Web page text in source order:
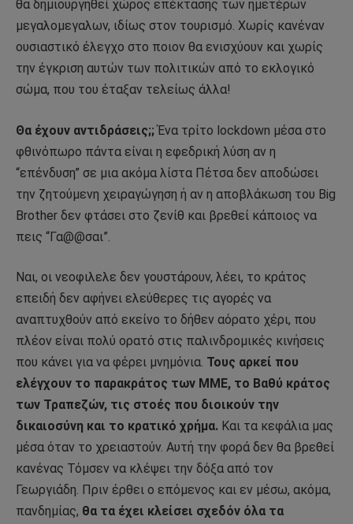
θα δημιουργηθεί χώρος επέκτασης των ημετέρων
μεγαλομεγαλων, ιδίως στον τουρισμό. Χωρίς κανέναν
ουσιαστικό έλεγχο στο ποιον θα ενισχύουν και χωρίς
την έγκριση αυτών των πολιτικών από το εκλογικό
σώμα, που του έταξαν τελείως άλλα!
Θα έχουν αντιδράσεις;;Ένα τρίτο lockdown μέσα στο
φθινόπωρο πάντα είναι η εφεδρική λύση αν η
“επένδυση” σε μια ακόμα λίστα Πέτσα δεν αποδώσει
την ζητούμενη χειραγώγηση ή αν η αποβλάκωση του Big
Brother δεν φτάσει στο ζενίθ και βρεθεί κάποιος να
πεις “Γα@@σαι”.
Ναι, οι νεοφιλελε δεν γουστάρουν, λέει, το κράτος
επειδή δεν αφήνει ελεύθερες τις αγορές να
αναπτυχθούν από εκείνο το δήθεν αόρατο χέρι, που
πλέον είναι πολύ ορατό στις παλινδρομικές κινήσεις
που κάνει για να φέρει μνημόνια. Τους αρκεί που
ελέγχουν το παρακράτος των ΜΜΕ, το Βαθύ κράτος
των Τραπεζών, τις στοές που διοικούν την
δικαιοσύνη και το κρατικό χρήμα. Kαι τα κεφάλια μας
μέσα όταν το χρειαστούν. Αυτή την φορά δεν θα βρεθεί
κανένας Τόμσεν να κλέψει την δόξα από τον
Γεωργιάδη. Πριν έρθει ο επόμενος και εν μέσω, ακόμα,
πανδημίας, θα τα έχει κλείσει σχεδόν όλα τα